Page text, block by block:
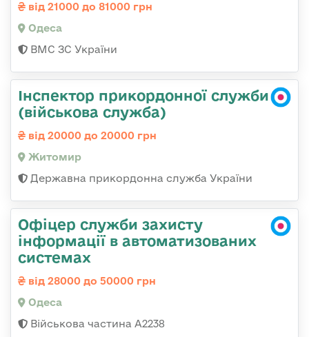
від 21000 до 81000 грн
Одеса
ВМС ЗС України
Інспектор прикордонної служби
(військова служба)
від 20000 до 20000 грн
Житомир
Державна прикордонна служба України
Офіцер служби захисту
інформації в автоматизованих
системах
від 28000 до 50000 грн
Одеса
Військова частина А2238